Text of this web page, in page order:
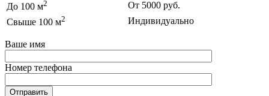
До 100 м2
От 5000 руб.
Свыше 100 м2 Индивидуально
Ваше имя
Номер телефона